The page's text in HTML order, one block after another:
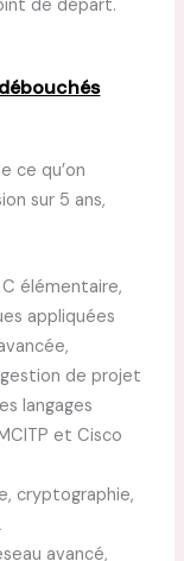
de départ.
ce qu’on
sur 5 ans,
élémentaire,
appliquées
de projet
langages
et Cisco
cryptographie,
avancé,